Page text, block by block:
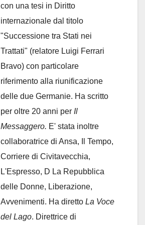
con una tesi in Diritto
internazionale dal titolo
"Successione tra Stati nei
Trattati" (relatore Luigi Ferrari
Bravo) con particolare
riferimento alla riunificazione
delle due Germanie. Ha scritto
per oltre 20 anni per Il
Messaggero. E' stata inoltre
collaboratrice di Ansa, Il Tempo,
Corriere di Civitavecchia,
L'Espresso, D La Repubblica
delle Donne, Liberazione,
Avvenimenti. Ha diretto La Voce
del Lago. Direttrice di